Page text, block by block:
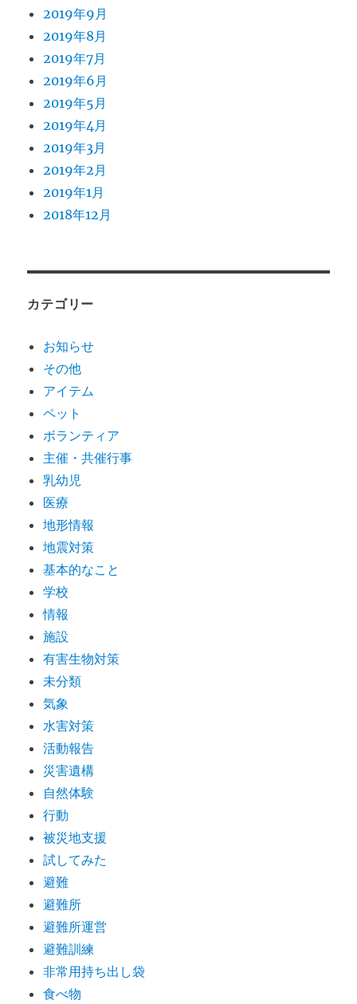
2019年9月
2019年8月
2019年7月
2019年6月
2019年5月
2019年4月
2019年3月
2019年2月
2019年1月
2018年12月
カテゴリー
お知らせ
その他
アイテム
ペット
ボランティア
主催・共催行事
乳幼児
医療
地形情報
地震対策
基本的なこと
学校
情報
施設
有害生物対策
未分類
気象
水害対策
活動報告
災害遺構
自然体験
行動
被災地支援
試してみた
避難
避難所
避難所運営
避難訓練
非常用持ち出し袋
食べ物